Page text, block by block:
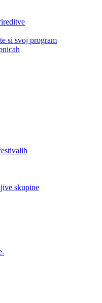
si svoj program
skupine